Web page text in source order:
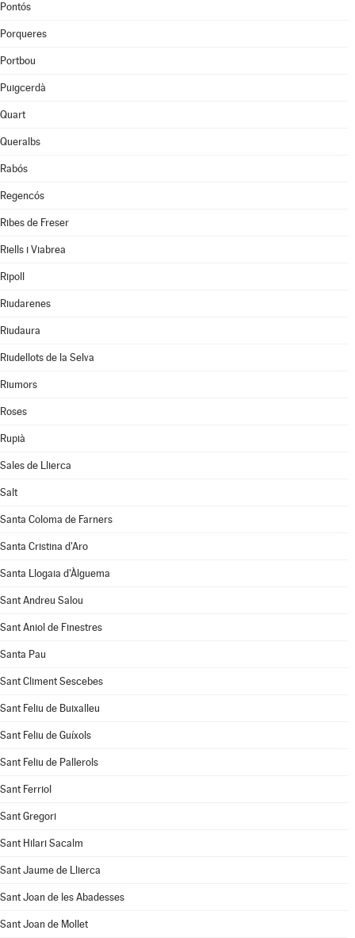
Pontós
Porqueres
Portbou
Puigcerdà
Quart
Queralbs
Rabós
Regencós
Ribes de Freser
Riells i Viabrea
Ripoll
Riudarenes
Riudaura
Riudellots de la Selva
Riumors
Roses
Rupià
Sales de Llierca
Salt
Santa Coloma de Farners
Santa Cristina d'Aro
Santa Llogaia d'Àlguema
Sant Andreu Salou
Sant Aniol de Finestres
Santa Pau
Sant Climent Sescebes
Sant Feliu de Buixalleu
Sant Feliu de Guíxols
Sant Feliu de Pallerols
Sant Ferriol
Sant Gregori
Sant Hilari Sacalm
Sant Jaume de Llierca
Sant Joan de les Abadesses
Sant Joan de Mollet